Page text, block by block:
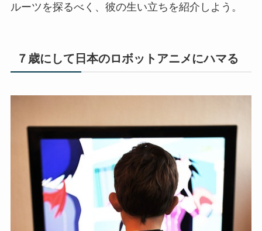
ルーツを探るべく、彼の生い立ちを紹介しよう。
７歳にして日本のロボットアニメにハマる